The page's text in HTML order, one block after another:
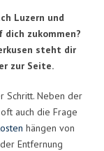
Luzern und
zukommen?
steht dir
zur Seite.
Schritt. Neben der
auch die Frage
hängen von
Entfernung